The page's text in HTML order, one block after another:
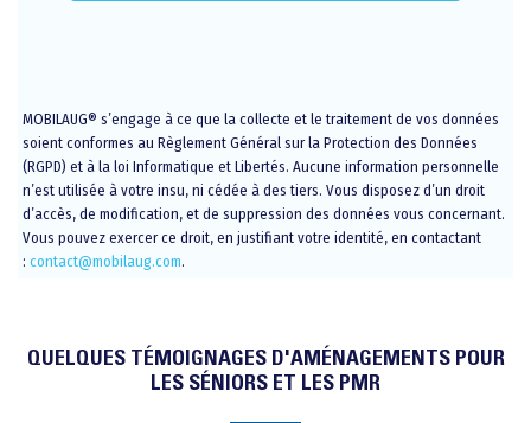
MOBILAUG® s’engage à ce que la collecte et le traitement de vos données
soient conformes au Règlement Général sur la Protection des Données
(RGPD) et à la loi Informatique et Libertés. Aucune information personnelle
n’est utilisée à votre insu, ni cédée à des tiers. Vous disposez d’un droit
d’accès, de modification, et de suppression des données vous concernant.
Vous pouvez exercer ce droit, en justifiant votre identité, en contactant
:contact@mobilaug.com.
QUELQUES TÉMOIGNAGES D'AMÉNAGEMENTS POUR
LES SÉNIORS ET LES PMR